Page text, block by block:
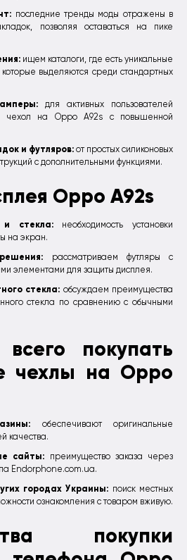
последние тренды моды отражены в
позволяя оставаться на пике
ищем каталоги, где есть уникальные
выделяются среди стандартных
для активных пользователей
чехол на Oppo A92s с повышенной
и футляров: от простых силиконовых
с дополнительными функциями.
Oppo A92s
стекла:необходимость установки
на экран.
рассматриваем футляры с
элементами для защиты дисплея.
стекла: обсуждаем преимущества
стекла по сравнению с обычными
покупать
чехлы на Oppo
обеспечивают оригинальные
качества.
сайты: преимущество заказа через
Endorphone.com.ua.
городах Украины: поиск местных
ознакомления с товаром вживую.
покупки